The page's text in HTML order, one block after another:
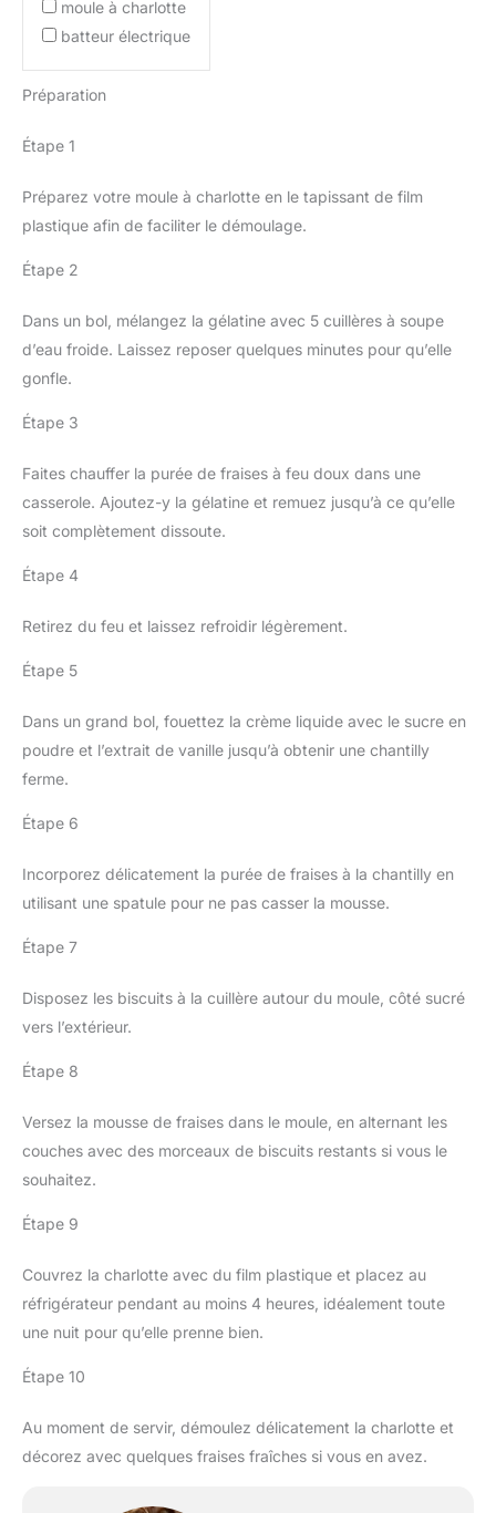
moule à charlotte
batteur électrique
Préparation
Étape 1
Préparez votre moule à charlotte en le tapissant de film
plastique afin de faciliter le démoulage.
Étape 2
Dans un bol, mélangez la gélatine avec 5 cuillères à soupe
d’eau froide. Laissez reposer quelques minutes pour qu’elle
gonfle.
Étape 3
Faites chauffer la purée de fraises à feu doux dans une
casserole. Ajoutez-y la gélatine et remuez jusqu’à ce qu’elle
soit complètement dissoute.
Étape 4
Retirez du feu et laissez refroidir légèrement.
Étape 5
Dans un grand bol, fouettez la crème liquide avec le sucre en
poudre et l’extrait de vanille jusqu’à obtenir une chantilly
ferme.
Étape 6
Incorporez délicatement la purée de fraises à la chantilly en
utilisant une spatule pour ne pas casser la mousse.
Étape 7
Disposez les biscuits à la cuillère autour du moule, côté sucré
vers l’extérieur.
Étape 8
Versez la mousse de fraises dans le moule, en alternant les
couches avec des morceaux de biscuits restants si vous le
souhaitez.
Étape 9
Couvrez la charlotte avec du film plastique et placez au
réfrigérateur pendant au moins 4 heures, idéalement toute
une nuit pour qu’elle prenne bien.
Étape 10
Au moment de servir, démoulez délicatement la charlotte et
décorez avec quelques fraises fraîches si vous en avez.